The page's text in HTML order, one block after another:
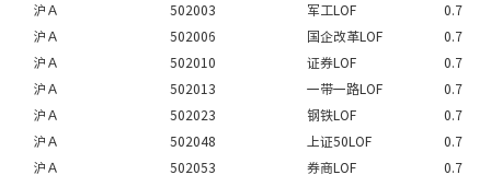
沪Ａ
502003 军工LOF
0.7
沪Ａ
502006 国企改革LOF
0.7
沪Ａ
502010 证券LOF
0.7
沪Ａ
502013 一带一路LOF
0.7
沪Ａ
502023 钢铁LOF
0.7
沪Ａ
502048 上证50LOF
0.7
沪Ａ
502053 券商LOF
0.7